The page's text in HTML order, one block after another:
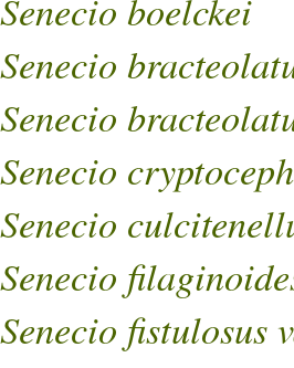
Senecio
Senecio
Senecio
Senecio
Senecio
Senecio fistulosus